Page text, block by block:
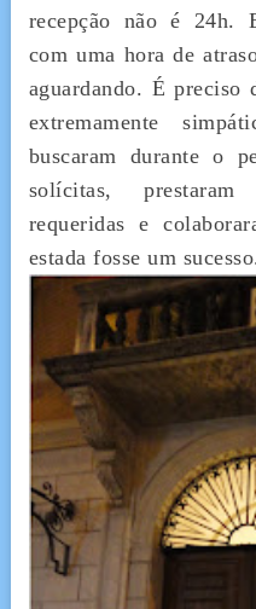
recepção não é 24h.
com uma hora de
aguardando. É preciso
extremamente
buscaram durante o
solícitas,
requeridas e
estada fosse um